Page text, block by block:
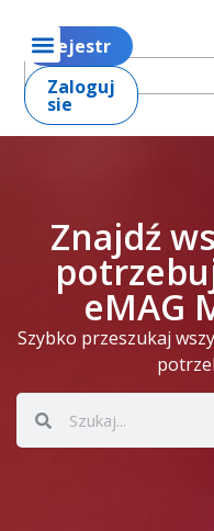
Rejestr
Zaloguj
sie
Znajdź
eMAG
Szybko przeszukaj